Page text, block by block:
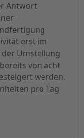
Antwort
erst im
der Umstellung
von acht
werden.
pro Tag